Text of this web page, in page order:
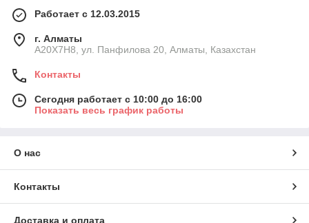
Работает с 12.03.2015
г. Алматы
A20X7H8, ул. Панфилова 20, Алматы, Казахстан
Контакты
Сегодня работает с 10:00 до 16:00
Показать весь график работы
О нас
Контакты
Доставка и оплата